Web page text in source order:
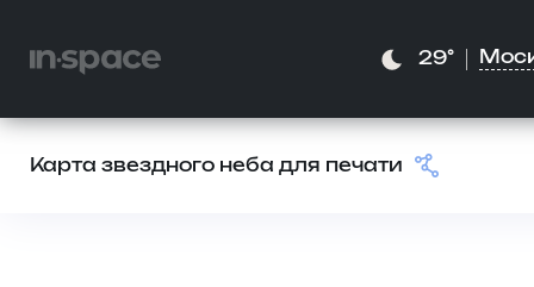
29°
Карта звездного неба для печати